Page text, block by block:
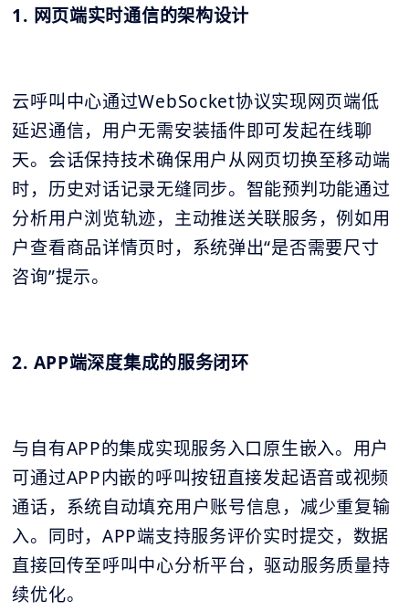
1. 网页端实时通信的架构设计
云呼叫中心通过WebSocket协议实现网页端低
延迟通信，用户无需安装插件即可发起在线聊
天。会话保持技术确保用户从网页切换至移动端
时，历史对话记录无缝同步。智能预判功能通过
分析用户浏览轨迹，主动推送关联服务，例如用
户查看商品详情页时，系统弹出“是否需要尺寸
咨询”提示。
2. APP端深度集成的服务闭环
与自有APP的集成实现服务入口原生嵌入。用户
可通过APP内嵌的呼叫按钮直接发起语音或视频
通话，系统自动填充用户账号信息，减少重复输
入。同时，APP端支持服务评价实时提交，数据
直接回传至呼叫中心分析平台，驱动服务质量持
续优化。